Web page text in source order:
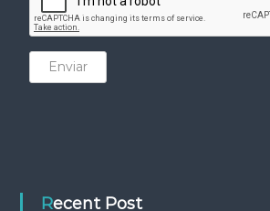
Enviar
Recent Post